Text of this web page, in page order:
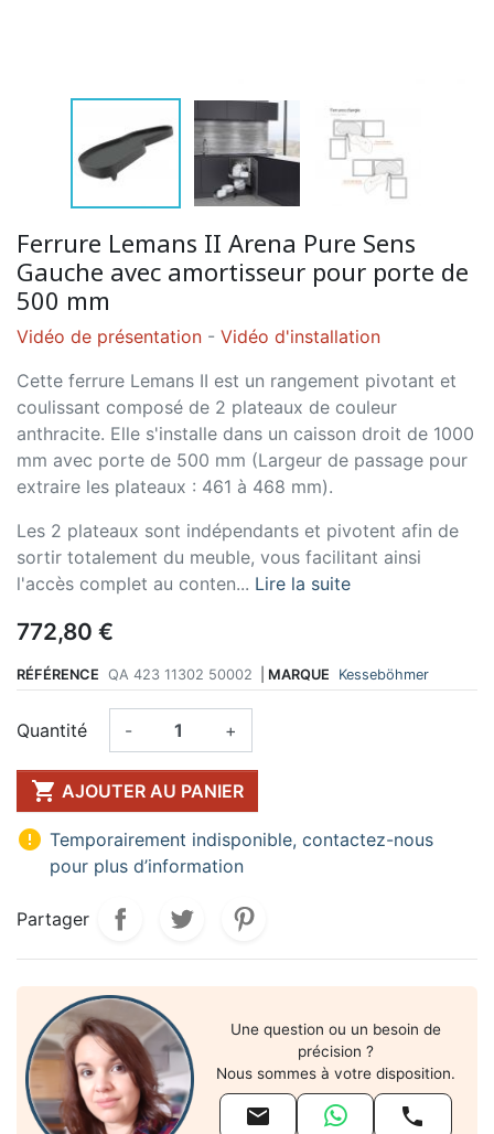
Ferrure Lemans II Arena Pure Sens
Gauche avec amortisseur pour porte de
500 mm
Vidéo de présentation - Vidéo d'installation
Cette ferrure Lemans II est un rangement pivotant et
coulissant composé de 2 plateaux de couleur
anthracite. Elle s'installe dans un caisson droit de 1000
mm avec porte de 500 mm (Largeur de passage pour
extraire les plateaux : 461 à 468 mm).
Les 2 plateaux sont indépendants et pivotent afin de
sortir totalement du meuble, vous facilitant ainsi
l'accès complet au conten... Lire la suite
772,80 €
RÉFÉRENCE QA 423 11302 50002 MARQUE Kesseböhmer
Quantité - +
 AJOUTER AU PANIER
 Temporairement indisponible, contactez-nous
pour plus d’information
Partager
Une question ou un besoin de
précision ?
Nous sommes à votre disposition.
 